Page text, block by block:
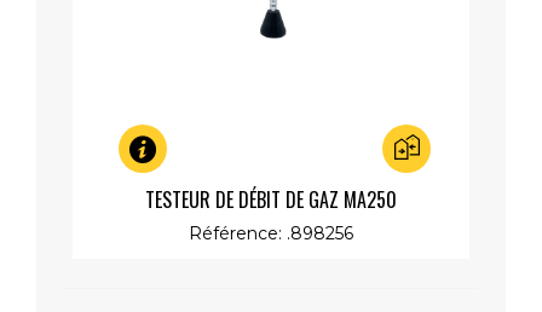
TESTEUR DE DÉBIT DE GAZ MA250
Référence: .898256